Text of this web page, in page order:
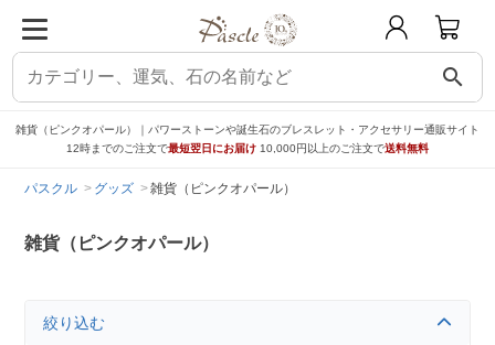
search
雑貨（ピンクオパール）｜パワーストーンや誕生石のブレスレット・アクセサリー通販サイト
12時までのご注文で最短翌日にお届け 10,000円以上のご注文で送料無料
パスクル グッズ 雑貨（ピンクオパール）
雑貨（ピンクオパール）
絞り込む